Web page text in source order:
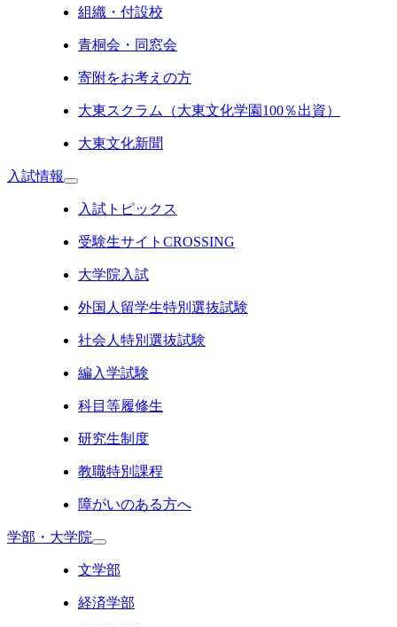
組織・付設校
青桐会・同窓会
寄附をお考えの方
大東スクラム（大東文化学園100％出資）
大東文化新聞
入試情報
入試トピックス
受験生サイトCROSSING
大学院入試
外国人留学生特別選抜試験
社会人特別選抜試験
編入学試験
科目等履修生
研究生制度
教職特別課程
障がいのある方へ
学部・大学院
文学部
経済学部